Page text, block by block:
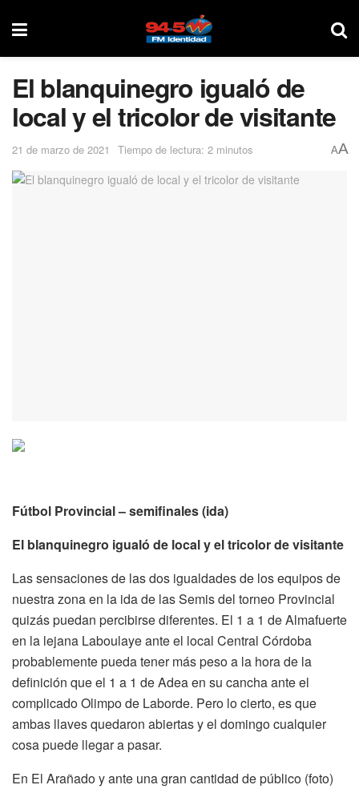
El blanquinegro igualó de
local y el tricolor de visitante
21 de marzo de 2021 Tiempo de lectura: 2 minutos AA
Fútbol Provincial – semifinales (ida)
El blanquinegro igualó de local y el tricolor de visitante
Las sensaciones de las dos igualdades de los equipos de
nuestra zona en la ida de las Semis del torneo Provincial
quizás puedan percibirse diferentes. El 1 a 1 de Almafuerte
en la lejana Laboulaye ante el local Central Córdoba
probablemente pueda tener más peso a la hora de la
definición que el 1 a 1 de Adea en su cancha ante el
complicado Olimpo de Laborde. Pero lo cierto, es que
ambas llaves quedaron abiertas y el domingo cualquier
cosa puede llegar a pasar.
En El Arañado y ante una gran cantidad de público (foto)